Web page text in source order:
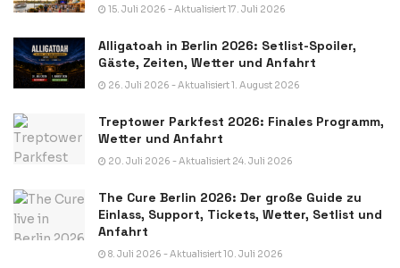
15. Juli 2026 - Aktualisiert 17. Juli 2026
Alligatoah in Berlin 2026: Setlist-Spoiler,
Gäste, Zeiten, Wetter und Anfahrt
26. Juli 2026 - Aktualisiert 1. August 2026
Treptower Parkfest 2026: Finales Programm,
Wetter und Anfahrt
20. Juli 2026 - Aktualisiert 24. Juli 2026
The Cure Berlin 2026: Der große Guide zu
Einlass, Support, Tickets, Wetter, Setlist und
Anfahrt
8. Juli 2026 - Aktualisiert 10. Juli 2026